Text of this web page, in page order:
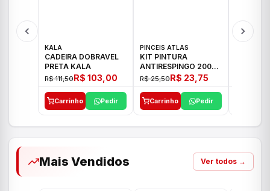
KALA
CADEIRA DOBRAVEL
PRETA KALA
R$ 111,50R$ 103,00
Carrinho Pedir
PINCEIS ATLAS
KIT PINTURA
ANTIRESPINGO 2003
ATLAS 03 PCS
R$ 25,50R$ 23,75
Carrinho Pedir
Mais Vendidos Ver todos →